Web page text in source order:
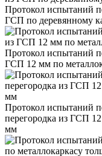
Протокол испытаний
ГСП по деревянному
Протокол испытаний
ГСП 12 мм по
Протокол испытаний
перегородка из ГСП
мм